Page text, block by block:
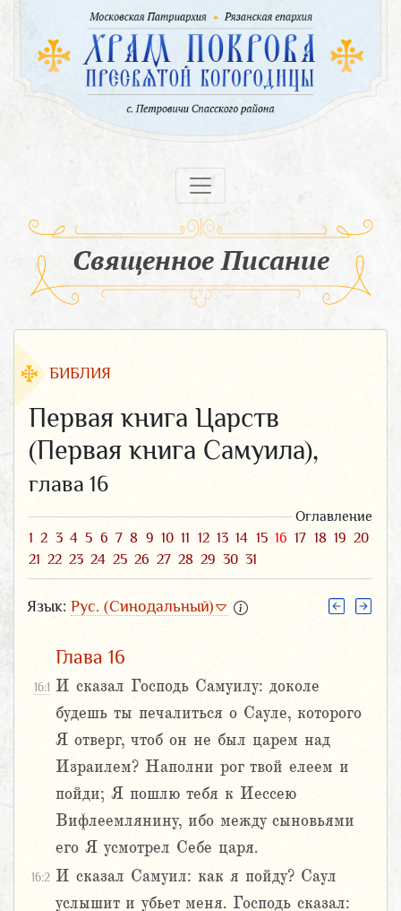
Священное Писание
БИБЛИЯ
Первая книга Царств
(Первая книга Самуила),
глава 16
Оглавление
1 2 3 4 5 6 7 8 9 10 11 12 13 14 15 16 17 18 19 20
21 22 23 24 25 26 27 28 29 30 31
Язык: Рус. (Синодальный)
Глава 16
16:1 И сказал Господь Самуилу: доколе
будешь ты печалиться о Сауле, которого
Я отверг, чтоб он не был царем над
Израилем? Наполни рог твой елеем и
пойди; Я пошлю тебя к Иессею
Вифлеемлянину, ибо между сыновьями
его Я усмотрел Себе царя.
16:2 И сказал Самуил: как я пойду? Саул
услышит и убьет меня. Господь сказал: